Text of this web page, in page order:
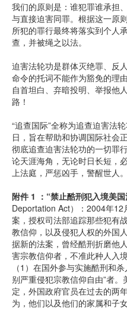
我们的原则是：谁犯罪谁承担
与直接迫害同罪。根据这一原
所犯的罪行最终将落实到个人
查，并被绳之以法。
迫害法轮功是群体灭绝罪、反
命令的托词不能作为豁免的理
自首坦白、弃暗投明、举报他
路！
“追查国际”全称为追查迫害法
日，旨在帮助和协调国际社会
彻底追查迫害法轮功的一切罪
论天涯海角，无论时日长短，
上法庭，严惩凶手，警醒世人。
附件 1 ：“禁止酷刑犯入境美
Deportation Act）：2004年
案，授权司法部追踪那些犯有
教信仰，以及侵犯人权的外国
据新的法案，曾经酷刑折磨他
害宗教信仰者，不准此种人入
（1）在国外参与实施酷刑和
别严重侵犯宗教信仰自由”者
定，外国政府官员在过去的两
为，他们以及他们的家属和子